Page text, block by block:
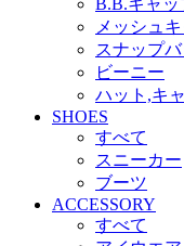
B.B.キャッ
メッシュ
スナップ
ビーニー
ハット,キ
SHOES
すべて
スニーカー
ブーツ
ACCESSORY
すべて